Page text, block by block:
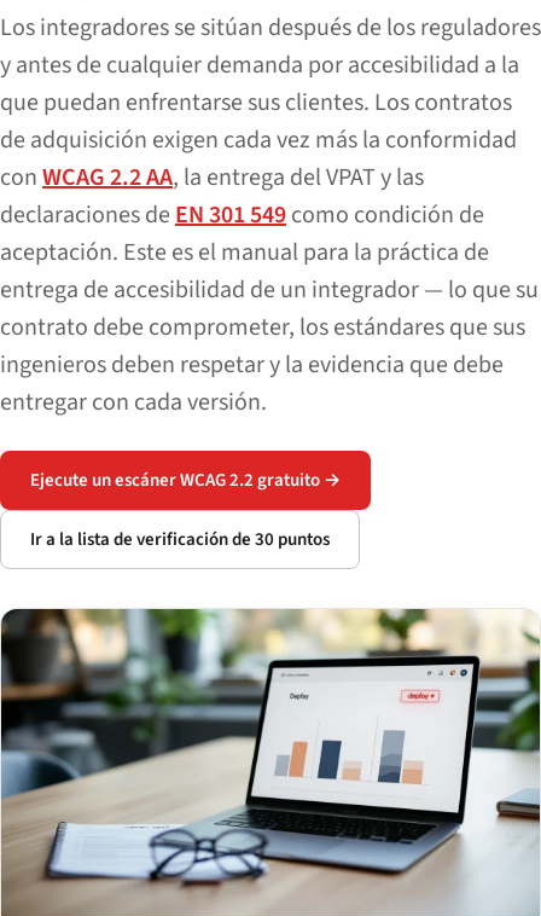
Los integradores se sitúan después de los reguladores
y antes de cualquier demanda por accesibilidad a la
que puedan enfrentarse sus clientes. Los contratos
de adquisición exigen cada vez más la conformidad
conWCAG 2.2 AA, la entrega del VPAT y las
declaraciones deEN 301 549como condición de
aceptación. Este es el manual para la práctica de
entrega de accesibilidad de un integrador — lo que su
contrato debe comprometer, los estándares que sus
ingenieros deben respetar y la evidencia que debe
entregar con cada versión.
Ejecute un escáner WCAG 2.2 gratuito →
Ir a la lista de verificación de 30 puntos